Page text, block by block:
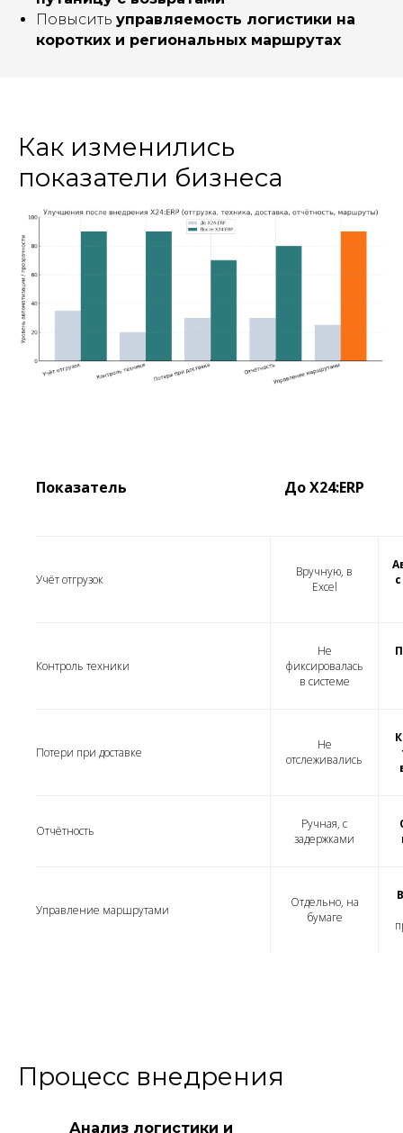
Повысить управляемость логистики на
коротких и региональных маршрутах
Как изменились
показатели бизнеса
Показатель До X24:ERP
Учёт отгрузок
Вручную, в
Excel
Контроль техники
Не
фиксировалась
в системе
Потери при доставке
Не
отслеживались
Отчётность
Ручная, с
задержками
Управление маршрутами
Отдельно, на
бумаге
Процесс внедрения
Анализ логистики и